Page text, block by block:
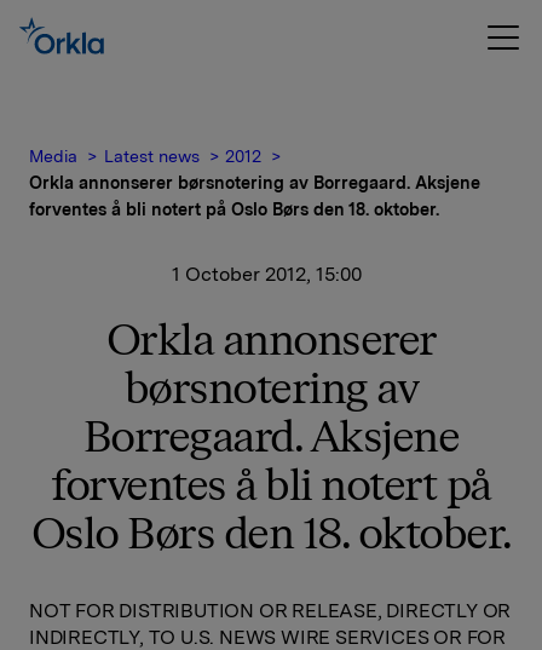
Media Latest news
2012
Orkla annonserer børsnotering av Borregaard. Aksjene
forventes å bli notert på Oslo Børs den 18. oktober.
1 October 2012, 15:00
Orkla annonserer
børsnotering av
Borregaard. Aksjene
forventes å bli notert på
Oslo Børs den 18. oktober.
NOT FOR DISTRIBUTION OR RELEASE, DIRECTLY OR
INDIRECTLY, TO U.S. NEWS WIRE SERVICES OR FOR